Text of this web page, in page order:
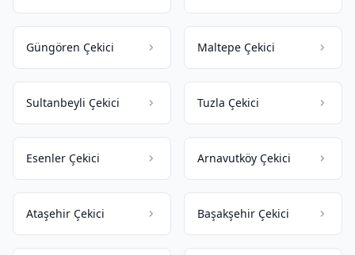
Güngören Çekici Maltepe Çekici
Sultanbeyli Çekici Tuzla Çekici
Esenler Çekici Arnavutköy Çekici
Ataşehir Çekici Başakşehir Çekici